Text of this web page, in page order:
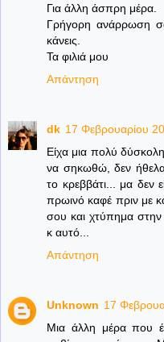
Για άλλη άσπρη μέρα.
Γρήγορη ανάρρωση
κάνεις.
Τα φιλιά μου
Απάντηση
dk 17 Φεβρουαρίου
Είχα μια πολύ
να σηκωθώ, δεν
το κρεββάτι... μα δεν
πρωινό καφέ πριν με
σου και χτύπημα
κ αυτό...
Απάντηση
Unknown 17
Μια άλλη μέρα που